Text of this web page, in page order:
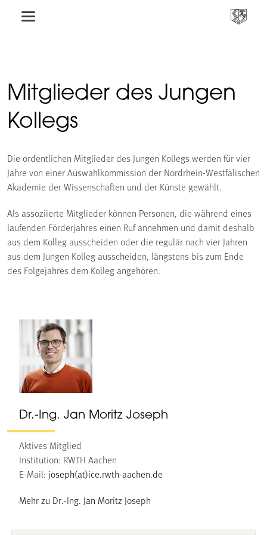
Mitglieder des Jungen
Kollegs
Die ordentlichen Mitglieder des Jungen Kollegs werden für vier
Jahre von einer Auswahlkommission der Nordrhein-Westfälischen
Akademie der Wissenschaften und der Künste gewählt.
Als assoziierte Mitglieder können Personen, die während eines
laufenden Förderjahres einen Ruf annehmen und damit deshalb
aus dem Kolleg ausscheiden oder die regulär nach vier Jahren
aus dem Jungen Kolleg ausscheiden, längstens bis zum Ende
des Folgejahres dem Kolleg angehören.
Dr.-Ing. Jan Moritz Joseph
Aktives Mitglied
Institution: RWTH Aachen
E-Mail: joseph(at)ice.rwth-aachen.de
Mehr zu Dr.-Ing. Jan Moritz Joseph